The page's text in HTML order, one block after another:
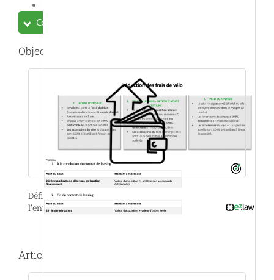
Collapse All
Objectif(s)
Définir un budget mobilité pour le personnel de
l’entreprise
Article(s) du blog